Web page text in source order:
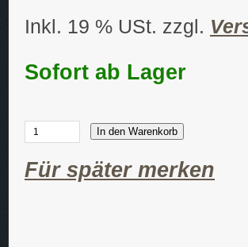
Inkl. 19 % USt. zzgl.
Sofort ab Lager
In den Warenkorb
Für später merken